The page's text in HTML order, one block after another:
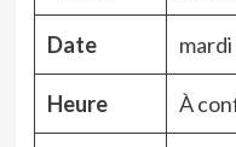
Date
Heure À